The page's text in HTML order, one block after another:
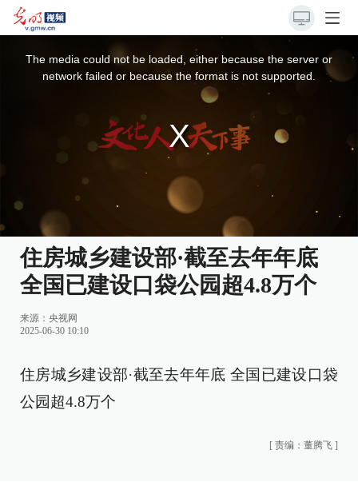
The media could not be loaded, either because the server or
network failed or because the format is not supported.
住房城乡建设部·截至去年年底
全国已建设口袋公园超4.8万个
来源： 央视网
2025-06-30 10:10
住房城乡建设部·截至去年年底 全国已建设口袋
公园超4.8万个
[ 责编：董腾飞 ]